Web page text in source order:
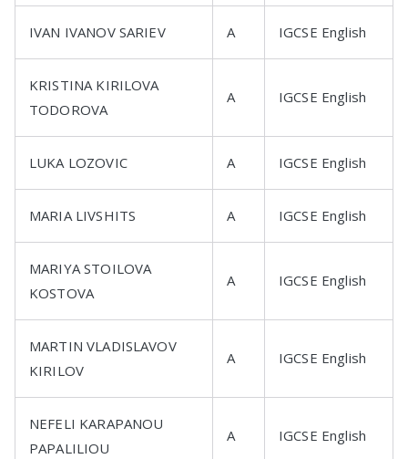
IVAN IVANOV SARIEV A IGCSE English
KRISTINA KIRILOVA
TODOROVA
A IGCSE English
LUKA LOZOVIC A IGCSE English
MARIA LIVSHITS A IGCSE English
MARIYA STOILOVA
KOSTOVA
A IGCSE English
MARTIN VLADISLAVOV
KIRILOV
A IGCSE English
NEFELI KARAPANOU
PAPALILIOU
A IGCSE English